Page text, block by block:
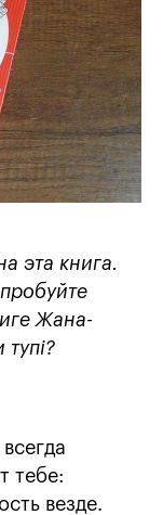
эта книга.
Жана-
тебе:
везде.